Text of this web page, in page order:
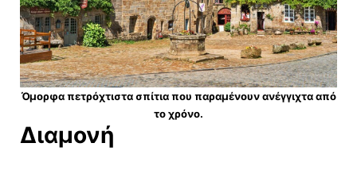
Όμορφα πετρόχτιστα σπίτια που παραμένουν ανέγγιχτα από
το χρόνο.
Διαμονή